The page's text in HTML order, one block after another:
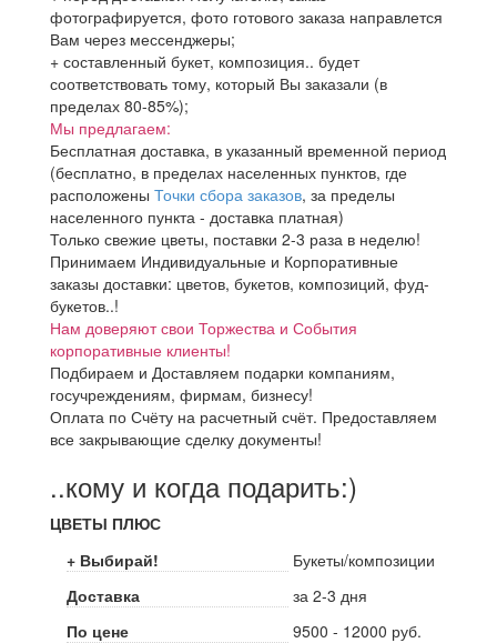
фотографируется, фото готового заказа направлется
Вам через мессенджеры;
+ составленный букет, композиция.. будет
соответствовать тому, который Вы заказали (в
пределах 80-85%);
Мы предлагаем:
Бесплатная доставка, в указанный временной период
(бесплатно, в пределах населенных пунктов, где
расположены Точки сбора заказов, за пределы
населенного пункта - доставка платная)
Только свежие цветы, поставки 2-3 раза в неделю!
Принимаем Индивидуальные и Корпоративные
заказы доставки: цветов, букетов, композиций, фуд-
букетов..!
Нам доверяют свои Торжества и События
корпоративные клиенты!
Подбираем и Доставляем подарки компаниям,
госучреждениям, фирмам, бизнесу!
Оплата по Счёту на расчетный счёт. Предоставляем
все закрывающие сделку документы!
..кому и когда подарить:)
ЦВЕТЫ ПЛЮС
+ Выбирай!
Букеты/композиции
Доставка
за 2-3 дня
По цене
9500 - 12000 руб.